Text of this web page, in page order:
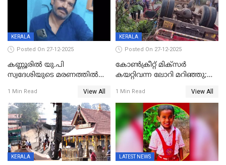
KERALA
Posted On 27-12-2025
കണ്ണൂരിൽ യു.പി
സ്വദേശിയുടെ മരണത്തിൽ
കേസ്; തർക്കമുണ്ടായത്
ഫേഷ്യലിന് 300 രൂപ
ആവശ്യപ്പെട്ടതിനെച്ചൊല്ലി
1 Min Read View All
KERALA
Posted On 27-12-2025
കോണ്‍ക്രീറ്റ് മിക്‌സര്‍
കയറ്റിവന്ന ലോറി മറിഞ്ഞു;
അപകടം കണ്ണൂരിൽ
1 Min Read View All
KERALA LATEST NEWS